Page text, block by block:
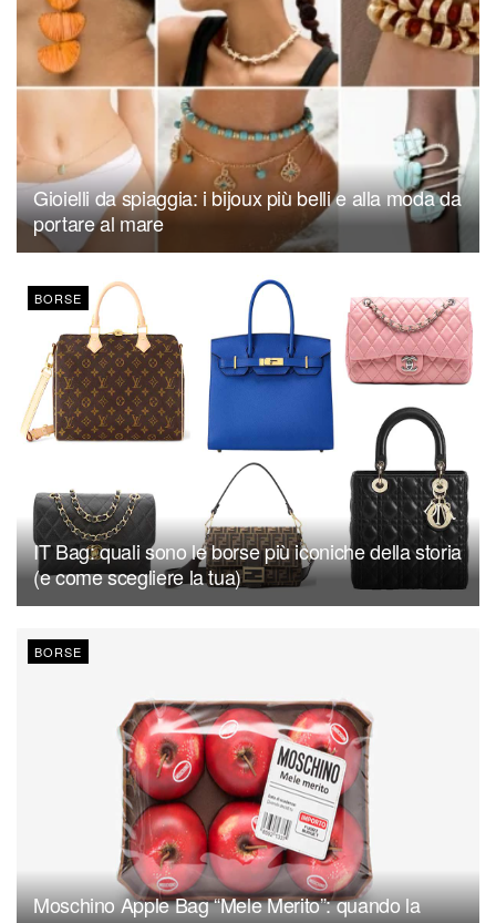
Gioielli da spiaggia: i bijoux più belli e alla moda da
portare al mare
BORSE
IT Bag: quali sono le borse più iconiche della storia
(e come scegliere la tua)
BORSE
Moschino Apple Bag “Mele Merito”: quando la